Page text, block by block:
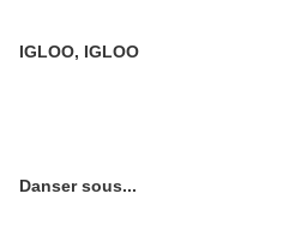
IGLOO, IGLOO
Danser sous...